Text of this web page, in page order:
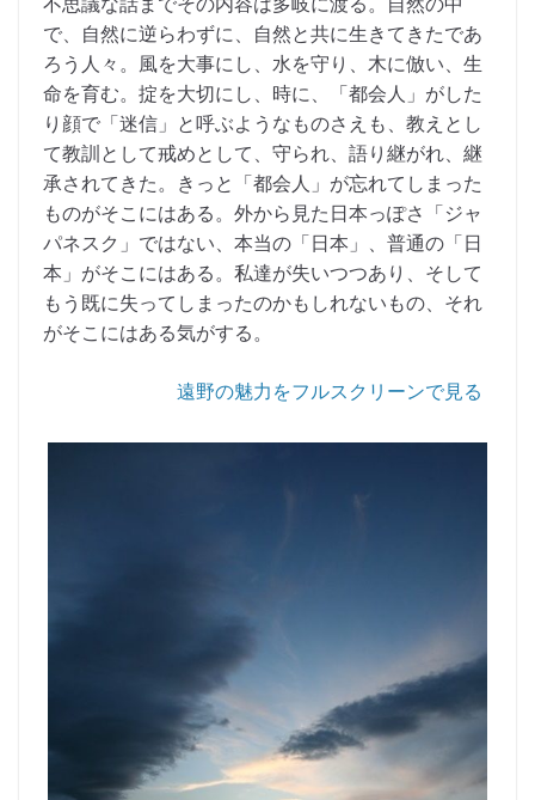
不思議な話までその内容は多岐に渡る。自然の中
で、自然に逆らわずに、自然と共に生きてきたであ
ろう人々。風を大事にし、水を守り、木に倣い、生
命を育む。掟を大切にし、時に、「都会人」がした
り顔で「迷信」と呼ぶようなものさえも、教えとし
て教訓として戒めとして、守られ、語り継がれ、継
承されてきた。きっと「都会人」が忘れてしまった
ものがそこにはある。外から見た日本っぽさ「ジャ
パネスク」ではない、本当の「日本」、普通の「日
本」がそこにはある。私達が失いつつあり、そして
もう既に失ってしまったのかもしれないもの、それ
がそこにはある気がする。
遠野の魅力をフルスクリーンで見る